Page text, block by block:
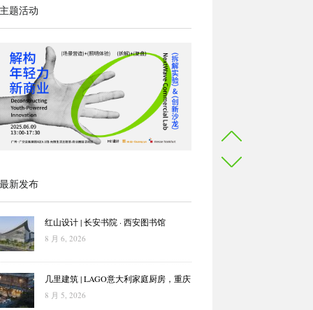
题活动
新发布
红山设计 | 长安书院 · 西安图书馆
8 月 6, 2026
几里建筑 | LAGO意大利家庭厨房，重庆
8 月 5, 2026